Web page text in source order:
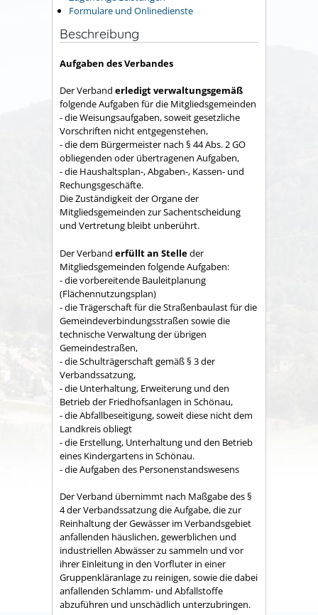
Formulare und Onlinedienste
Beschreibung
Aufgaben des Verbandes
Der Verband erledigt verwaltungsgemäß
folgende Aufgaben für die Mitgliedsgemeinden
- die Weisungsaufgaben, soweit gesetzliche
Vorschriften nicht entgegenstehen,
- die dem Bürgermeister nach § 44 Abs. 2 GO
obliegenden oder übertragenen Aufgaben,
- die Haushaltsplan-, Abgaben-, Kassen- und
Rechungs­geschäfte.
Die Zuständigkeit der Organe der
Mitgliedsgemeinden zur Sachent­scheidung
und Vertretung bleibt unberührt.
Der Verband erfüllt an Stelleder
Mitgliedsgemeinden folgende Aufgaben:
- die vorbereitende Bauleitplanung
(Flächennutzungsplan)
- die Trägerschaft für die Straßenbaulast für die
Gemeindeverbindungsstraßen sowie die
technische Verwaltung der übrigen
Gemeindestraßen,
- die Schulträgerschaft gemäß § 3 der
Verbandssatzung,
- die Unterhaltung, Erweiterung und den
Betrieb der Friedhofsanlagen in Schönau,
- die Abfallbeseitigung, soweit diese nicht dem
Land­kreis obliegt
- die Erstellung, Unterhaltung und den Betrieb
eines Kindergartens in Schönau.
- die Aufgaben des Personenstandswesens
Der Verband übernimmt nach Maßgabe des §
4 der Verbandssatzung die Aufgabe, die zur
Reinhaltung der Gewässer im Verbandsgebiet
anfallenden häuslichen, gewerblichen und
industriellen Abwässer zu sammeln und vor
ihrer Einleitung in den Vorfluter in einer
Gruppenkläranlage zu reinigen, sowie die dabei
anfallenden Schlamm- und Abfallstoffe
abzuführen und unschädlich unterzubringen.